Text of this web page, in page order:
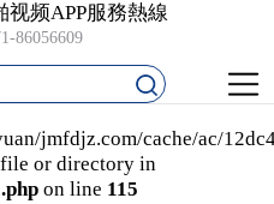
on device in
on line127
jmfdjz.com/cache/ac/
or directory in
on line 115
86056609